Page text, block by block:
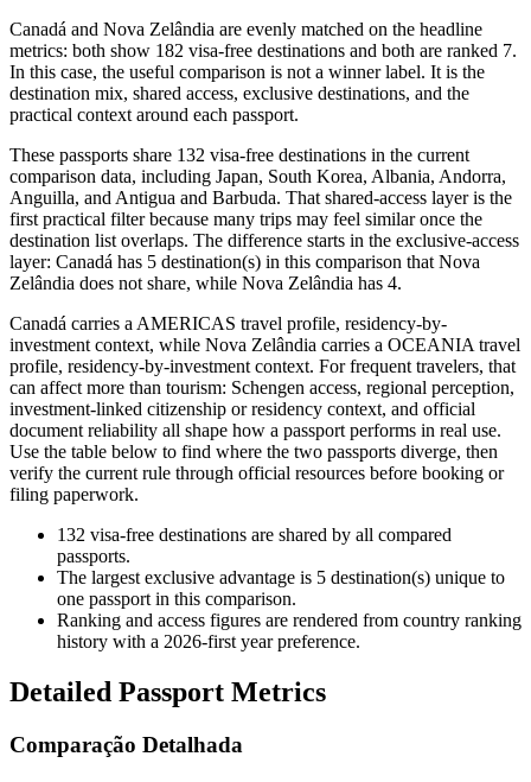
Canadá and Nova Zelândia are evenly matched on the headline
metrics: both show 182 visa-free destinations and both are ranked 7.
In this case, the useful comparison is not a winner label. It is the
destination mix, shared access, exclusive destinations, and the
practical context around each passport.
These passports share 132 visa-free destinations in the current
comparison data, including Japan, South Korea, Albania, Andorra,
Anguilla, and Antigua and Barbuda. That shared-access layer is the
first practical filter because many trips may feel similar once the
destination list overlaps. The difference starts in the exclusive-access
layer: Canadá has 5 destination(s) in this comparison that Nova
Zelândia does not share, while Nova Zelândia has 4.
Canadá carries a AMERICAS travel profile, residency-by-
investment context, while Nova Zelândia carries a OCEANIA travel
profile, residency-by-investment context. For frequent travelers, that
can affect more than tourism: Schengen access, regional perception,
investment-linked citizenship or residency context, and official
document reliability all shape how a passport performs in real use.
Use the table below to find where the two passports diverge, then
verify the current rule through official resources before booking or
filing paperwork.
132 visa-free destinations are shared by all compared
passports.
The largest exclusive advantage is 5 destination(s) unique to
one passport in this comparison.
Ranking and access figures are rendered from country ranking
history with a 2026-first year preference.
Detailed Passport Metrics
Comparação Detalhada